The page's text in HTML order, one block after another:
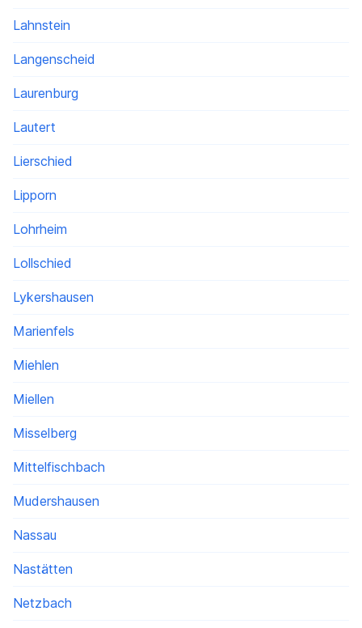
Lahnstein
Langenscheid
Laurenburg
Lautert
Lierschied
Lipporn
Lohrheim
Lollschied
Lykershausen
Marienfels
Miehlen
Miellen
Misselberg
Mittelfischbach
Mudershausen
Nassau
Nastätten
Netzbach